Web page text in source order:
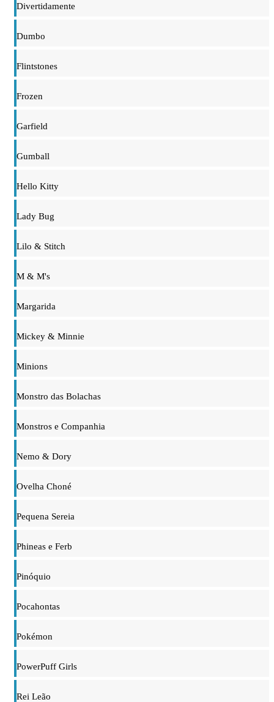
Divertidamente
Dumbo
Flintstones
Frozen
Garfield
Gumball
Hello Kitty
Lady Bug
Lilo & Stitch
M & M's
Margarida
Mickey & Minnie
Minions
Monstro das Bolachas
Monstros e Companhia
Nemo & Dory
Ovelha Choné
Pequena Sereia
Phineas e Ferb
Pinóquio
Pocahontas
Pokémon
PowerPuff Girls
Rei Leão